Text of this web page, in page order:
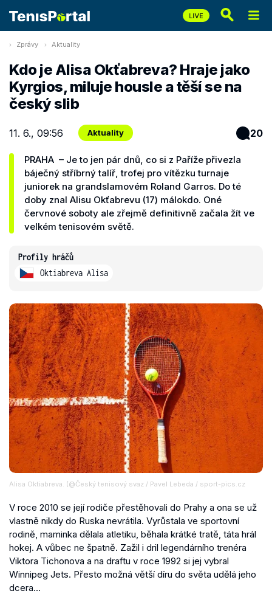
Zprávy Aktuality
Kdo je Alisa Okťabreva? Hraje jako
Kyrgios, miluje housle a těší se na
český slib
11. 6., 09:56 Aktuality 20
PRAHA – Je to jen pár dnů, co si z Paříže přivezla
báječný stříbrný talíř, trofej pro vítězku turnaje
juniorek na grandslamovém Roland Garros. Do té
doby znal Alisu Okťabrevu (17) málokdo. Oné
červnové soboty ale zřejmě definitivně začala žít ve
velkém tenisovém světě.
Profily hráčů
Oktiabreva Alisa
Alisa Oktiabreva. (@Český tenisový svaz / Pavel Lebeda / sport-pics.cz
V roce 2010 se její rodiče přestěhovali do Prahy a ona se už
vlastně nikdy do Ruska nevrátila. Vyrůstala ve sportovní
rodině, maminka dělala atletiku, běhala krátké tratě, táta hrál
hokej. A vůbec ne špatně. Zažil i dril legendárního trenéra
Viktora Tichonova a na draftu v roce 1992 si jej vybral
Winnipeg Jets. Přesto možná větší díru do světa udělá jeho
dcera...